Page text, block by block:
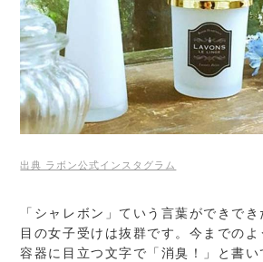
出典 ラボン公式インスタグラム
「シャレボン」ていう言葉ができで
目の女子受けは抜群です。今までの
容器に目立つ文字で「消臭！」と書い